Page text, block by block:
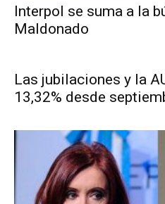
Interpol se suma a la
Maldonado
Las jubilaciones y la
13,32% desde